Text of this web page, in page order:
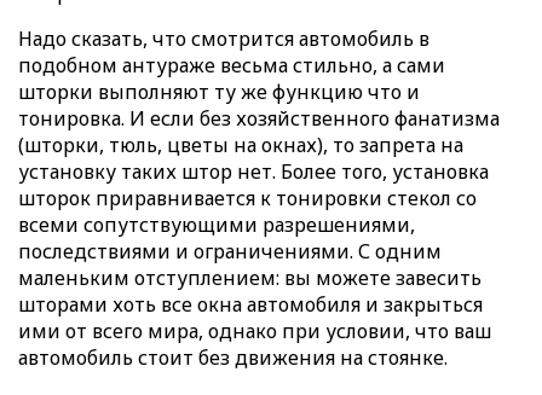
Надо сказать, что смотрится автомобиль в
подобном антураже весьма стильно, а сами
шторки выполняют ту же функцию что и
тонировка. И если без хозяйственного фанатизма
(шторки, тюль, цветы на окнах), то запрета на
установку таких штор нет. Более того, установка
шторок приравнивается к тонировки стекол со
всеми сопутствующими разрешениями,
последствиями и ограничениями. С одним
маленьким отступлением: вы можете завесить
шторами хоть все окна автомобиля и закрыться
ими от всего мира, однако при условии, что ваш
автомобиль стоит без движения на стоянке.